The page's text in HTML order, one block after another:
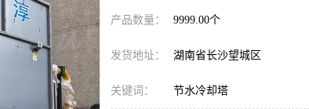
产品数量： 9999.00个
发货地址： 湖南省长沙望城区
关键词： 节水冷却塔